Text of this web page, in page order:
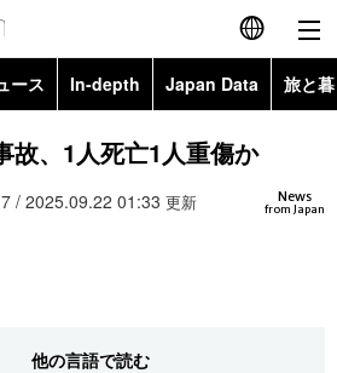
English
简体字
繁體字
ース In-depth Japan Data 旅と
Topics
Images
故、1人死亡1人重傷か
News
from Japan
/ 2025.09.22 01:33 更新
他の言語で読む